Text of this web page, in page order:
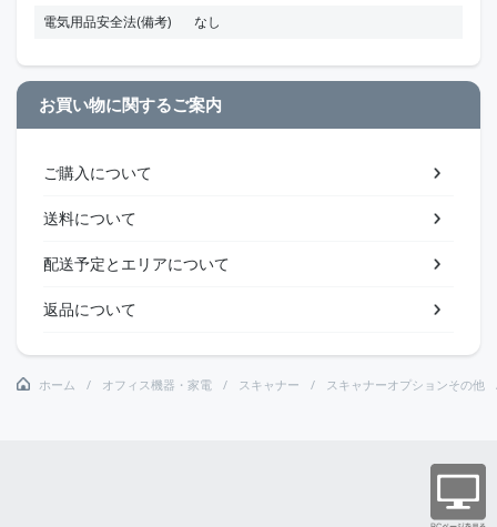
電気用品安全法(備考) なし
お買い物に関するご案内
ご購入について
送料について
配送予定とエリアについて
返品について
ホーム オフィス機器・家電 スキャナー スキャナーオプションその他